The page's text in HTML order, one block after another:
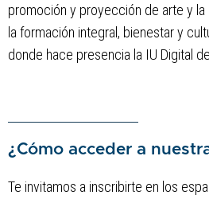
promoción y proyección de arte y la
la formación integral, bienestar y
donde hace presencia la IU Digital
¿Cómo acceder a
Te invitamos a inscribirte en los